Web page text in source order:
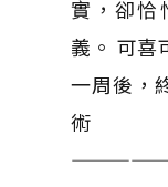
實，卻恰
義。 可喜
一周後，